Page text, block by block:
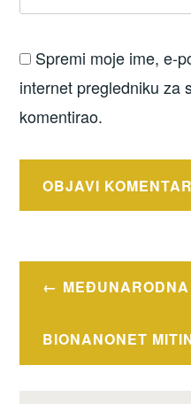
Spremi moje ime, e-
internet pregledniku za
komentirao.
Navigacija
BIONANONET